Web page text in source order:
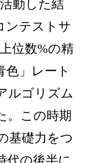
動した結
ンテストサ
位数%の精
色」レート
ルゴリズム
。この時期
基礎力をつ
代の後半に